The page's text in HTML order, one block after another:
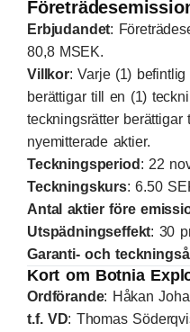
Erbjudandet:
80,8 MSEK.
Villkor: Varje (1)
berättigar till en (1)
teckningsrätter
nyemitterade aktier.
Teckningsperiod : 22
Teckningskurs: 6.50
Antal aktier före
Utspädningseffekt: 30
Garanti- och
Kort om Botnia
Ordförande: Håkan
t.f. VD: Thomas